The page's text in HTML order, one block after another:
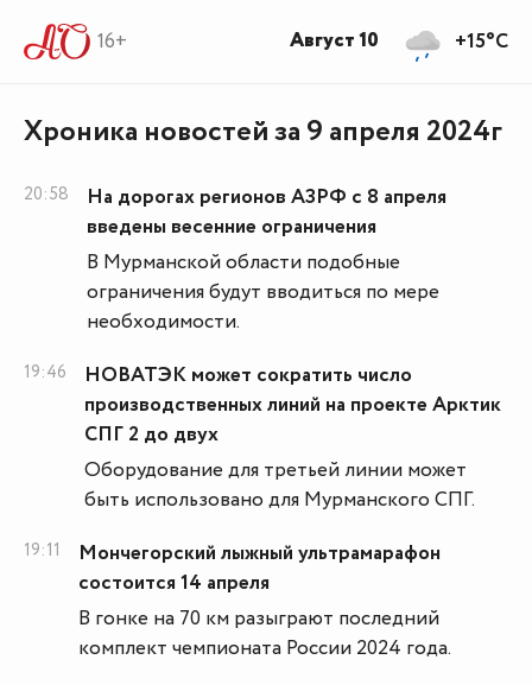
16+
Хроника новостей за 9 апреля 2024г
20:58
На дорогах регионов АЗРФ с 8 апреля
введены весенние ограничения
В Мурманской области подобные
ограничения будут вводиться по мере
необходимости.
19:46
НОВАТЭК может сократить число
производственных линий на проекте Арктик
СПГ 2 до двух
Оборудование для третьей линии может
быть использовано для Мурманского СПГ.
19:11
Мончегорский лыжный ультрамарафон
состоится 14 апреля
В гонке на 70 км разыграют последний
комплект чемпионата России 2024 года.
+15°C
Август 10